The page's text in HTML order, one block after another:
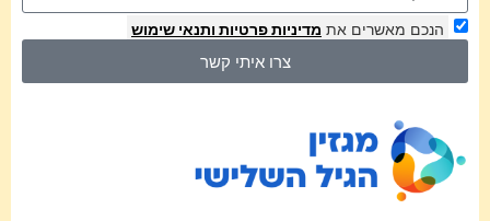
הנכם מאשרים את מדיניות פרטיות ותנאי שימוש
צרו איתי קשר